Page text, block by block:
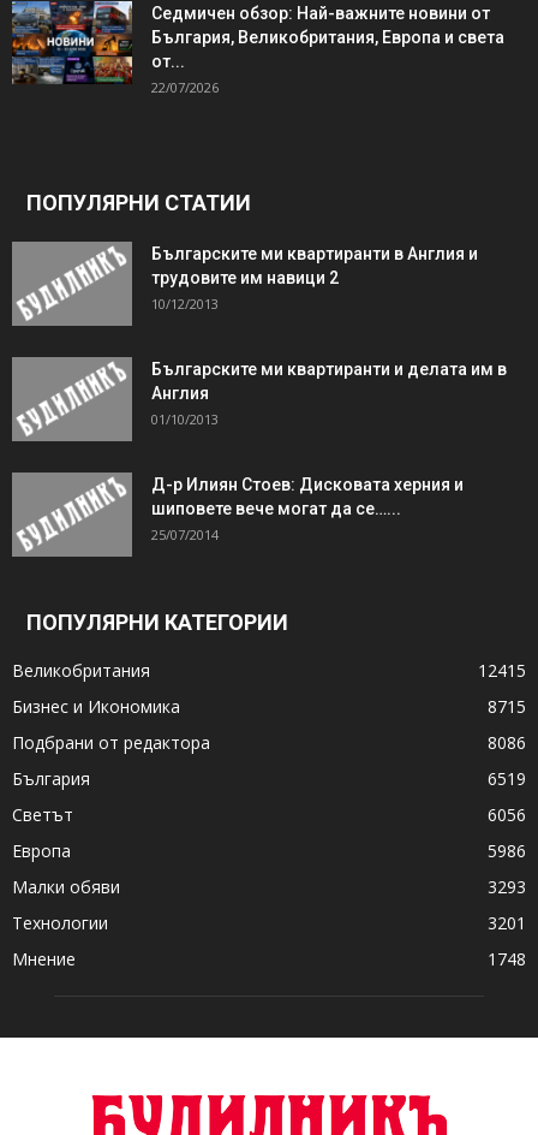
Седмичен обзор: Най-важните новини от
България, Великобритания, Европа и света
от...
22/07/2026
ПОПУЛЯРНИ СТАТИИ
Българските ми квартиранти в Англия и
трудовите им навици 2
10/12/2013
Българските ми квартиранти и делата им в
Англия
01/10/2013
Д-р Илиян Стоев: Дисковата херния и
шиповете вече могат да се…...
25/07/2014
ПОПУЛЯРНИ КАТЕГОРИИ
Великобритания
12415
Бизнес и Икономика
8715
Подбрани от редактора
8086
България
6519
Светът
6056
Европа
5986
Малки обяви
3293
Технологии
3201
Мнение
1748